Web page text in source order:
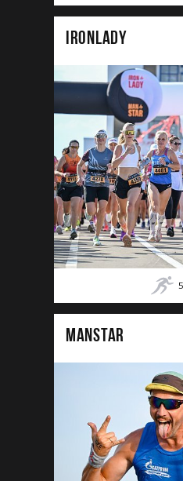
IRONLADY
5
MANSTAR